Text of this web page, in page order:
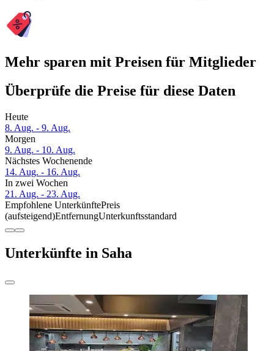
Mehr sparen mit Preisen für Mitglieder
Überprüfe die Preise für diese Daten
Heute
8. Aug. - 9. Aug.
Morgen
9. Aug. - 10. Aug.
Nächstes Wochenende
14. Aug. - 16. Aug.
In zwei Wochen
21. Aug. - 23. Aug.
Empfohlene UnterkünftePreis
(aufsteigend)EntfernungUnterkunftsstandard
Unterkünfte in Saha